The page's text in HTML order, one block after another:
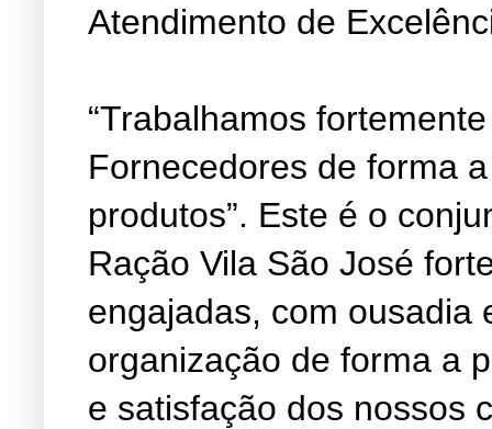
Atendimento de
“Trabalhamos
Fornecedores de forma
produtos”. Este é o
Ração Vila São José
engajadas, com ousadia
organização de forma a
e satisfação dos nossos